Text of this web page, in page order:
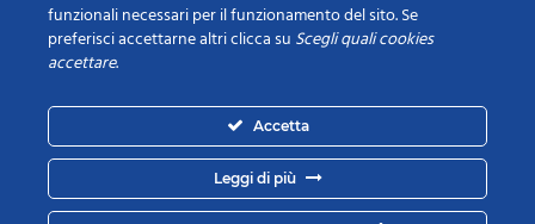
funzionali necessari per il funzionamento del sito. Se
preferisci accettarne altri clicca su Scegli quali cookies
accettare.
Accetta
Leggi di più